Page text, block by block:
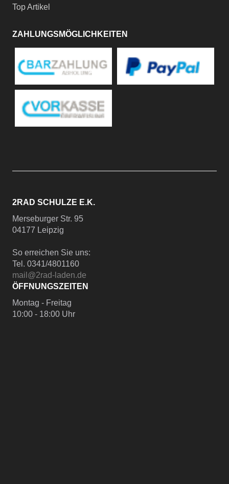
Top Artikel
ZAHLUNGSMÖGLICHKEITEN
2RAD SCHULZE E.K.
Merseburger Str. 95
04177 Leipzig
So erreichen Sie uns:
Tel. 0341/4801160
mail@2rad-laden.de
ÖFFNUNGSZEITEN
Montag - Freitag
10:00 - 18:00 Uhr